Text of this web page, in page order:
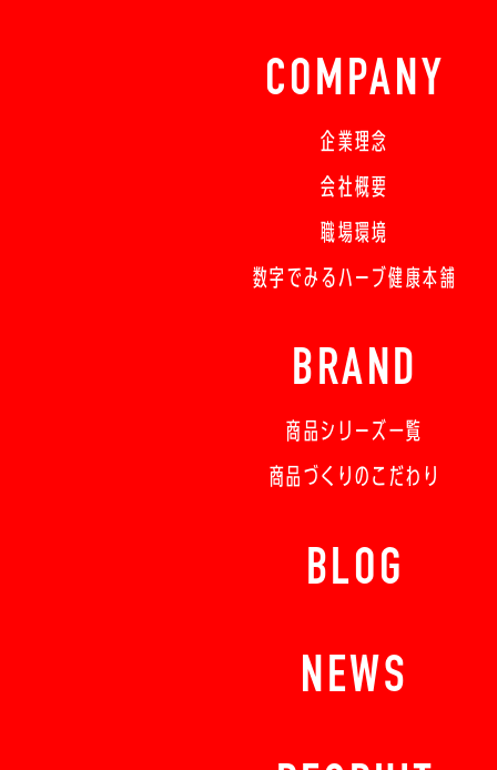
COMPANY
企業理念
会社概要
職場環境
数字でみるハーブ健康本舗
BRAND
商品シリーズ一覧
商品づくりのこだわり
BLOG
NEWS